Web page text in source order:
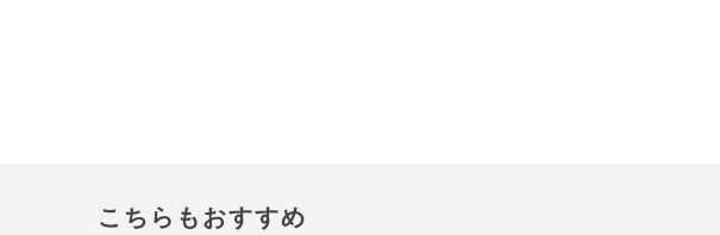
こちらもおすすめ